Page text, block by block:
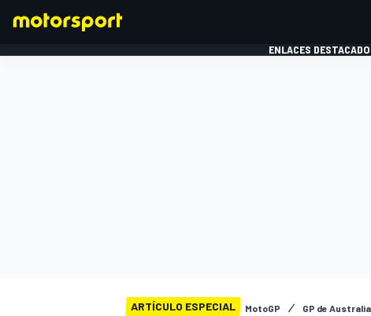
ENLACES
ARTÍCULO ESPECIAL MotoGP GP de Australia